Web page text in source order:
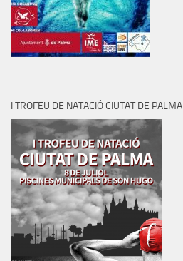
I TROFEU DE NATACIÓ CIUTAT DE PALMA